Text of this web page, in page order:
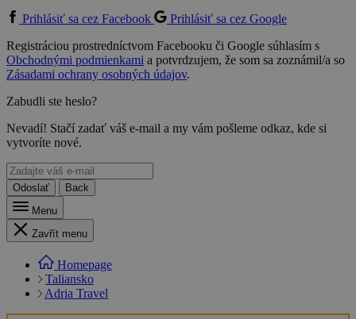
Prihlásiť sa cez Facebook
Prihlásiť sa cez Google
Registráciou prostredníctvom Facebooku či Google súhlasím s
Obchodnými podmienkami a potvrdzujem, že som sa zoznámil/a so
Zásadami ochrany osobných údajov.
Zabudli ste heslo?
Nevadí! Stačí zadať váš e-mail a my vám pošleme odkaz, kde si
vytvoríte nové.
Odoslať
Back
Menu
Zavřít menu
Homepage
Taliansko
Adria Travel